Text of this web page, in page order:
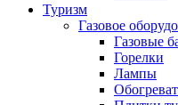
Туризм
Газовое
Газовые
Горелки
Лампы